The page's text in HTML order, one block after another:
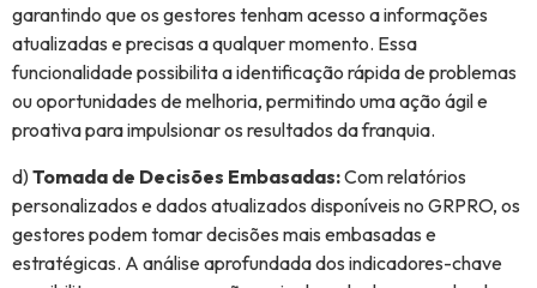
garantindo que os gestores tenham acesso a informações
atualizadas e precisas a qualquer momento. Essa
funcionalidade possibilita a identificação rápida de problemas
ou oportunidades de melhoria, permitindo uma ação ágil e
proativa para impulsionar os resultados da franquia.
d)Tomada de Decisões Embasadas:Com relatórios
personalizados e dados atualizados disponíveis no GRPRO, os
gestores podem tomar decisões mais embasadas e
estratégicas. A análise aprofundada dos indicadores-chave